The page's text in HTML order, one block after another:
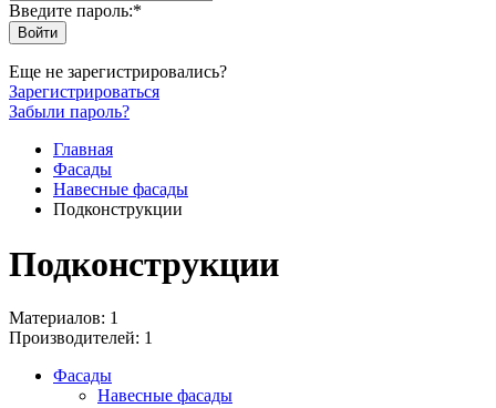
Введите пароль:*
Еще не зарегистрировались?
Зарегистрироваться
Забыли пароль?
Главная
Фасады
Навесные фасады
Подконструкции
Подконструкции
Материалов: 1
Производителей: 1
Фасады
Навесные фасады